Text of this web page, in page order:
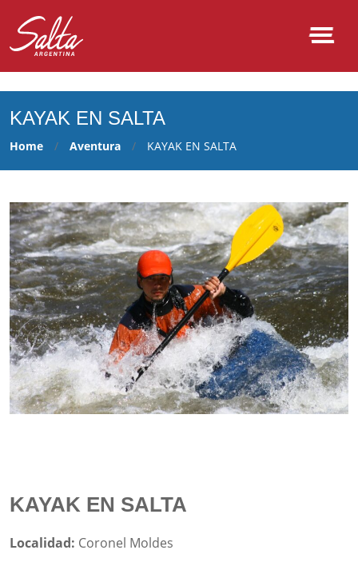
KAYAK EN SALTA
Home Aventura KAYAK EN SALTA
KAYAK EN SALTA
Localidad: Coronel Moldes